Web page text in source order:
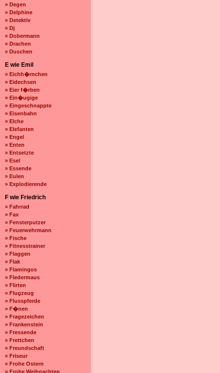
» Degen
» Delphine
» Detektiv
» Dj
» Dobermann
» Drachen
» Duschen
E wie Emil
» Eichh�rnchen
» Eidechsen
» Eier f�rben
» Ein�ugige
» Eingeschnappte
» Eisenbahn
» Elche
» Elefanten
» Engel
» Enten
» Entsetzte
» Esel
» Essende
» Eulen
» Explodierende
F wie Friedrich
» Fahrrad
» Fax
» Fensterputzer
» Feuerwehrmann
» Fische
» Fitnesstrainer
» Flaggen
» Flak
» Flamingos
» Fledermaus
» Flirten
» Flugzeug
» Flusspferde
» F�nen
» Fragezeichen
» Frankenstein
» Fressende
» Frettchen
» Freundschaft
» Friseur
» Frohe Ostern
» Frohe Weihnachten